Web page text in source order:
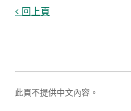
< 回上頁
此頁不提供中文內容。